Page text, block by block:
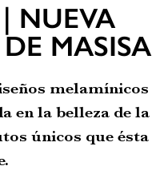
NUEVA
MASISA
melamínicos
en la belleza de la
únicos que ésta